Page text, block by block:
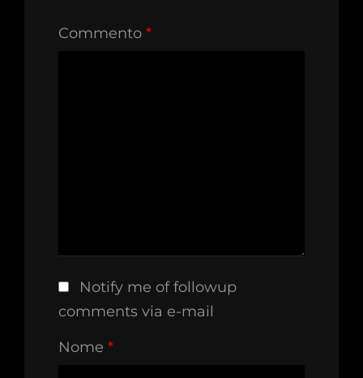
Commento *
Notify me of followup
comments via e-mail
Nome *